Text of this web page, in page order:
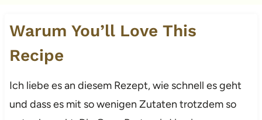
Warum You’ll Love This
Recipe
Ich liebe es an diesem Rezept, wie schnell es geht
und dass es mit so wenigen Zutaten trotzdem so